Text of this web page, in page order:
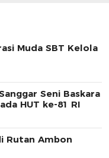
Muda SBT Kelola
Seni Baskara
HUT ke-81 RI
Rutan Ambon